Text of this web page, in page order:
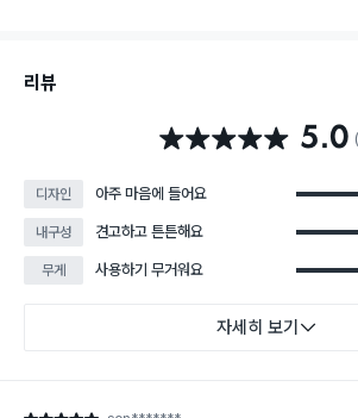
리뷰
별점 5.0점 5.0
디자인 아주 마음에 들어요
내구성 견고하고 튼튼해요
무게 사용하기 무거워요
자세히 보기